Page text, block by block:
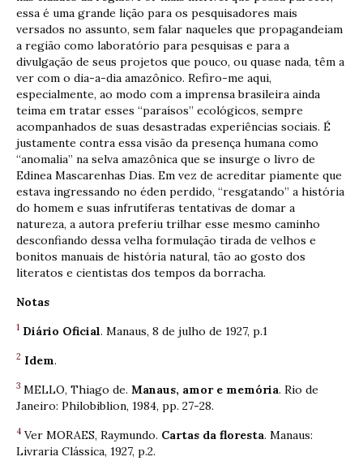
essa é uma grande lição para os pesquisadores mais
versados no assunto, sem falar naqueles que propagandeiam
a região como laboratório para pesquisas e para a
divulgação de seus projetos que pouco, ou quase nada, têm a
ver com o dia-a-dia amazônico. Refiro-me aqui,
especialmente, ao modo com a imprensa brasileira ainda
teima em tratar esses “paraísos” ecológicos, sempre
acompanhados de suas desastradas experiências sociais. É
justamente contra essa visão da presença humana como
“anomalia” na selva amazônica que se insurge o livro de
Edinea Mascarenhas Dias. Em vez de acreditar piamente que
estava ingressando no éden perdido, “resgatando” a história
do homem e suas infrutíferas tentativas de domar a
natureza, a autora preferiu trilhar esse mesmo caminho
desconfiando dessa velha formulação tirada de velhos e
bonitos manuais de história natural, tão ao gosto dos
literatos e cientistas dos tempos da borracha.
Notas
1 Diário Oficial. Manaus, 8 de julho de 1927, p.1
2 Idem.
3 MELLO, Thiago de. Manaus, amor e memória. Rio de
Janeiro: Philobiblion, 1984, pp. 27-28.
4 Ver MORAES, Raymundo. Cartas da floresta. Manaus:
Livraria Clássica, 1927, p.2.